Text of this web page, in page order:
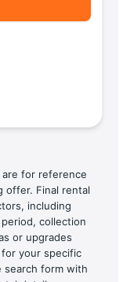
for reference
offer. Final rental
including
collection
or upgrades
your specific
search form with